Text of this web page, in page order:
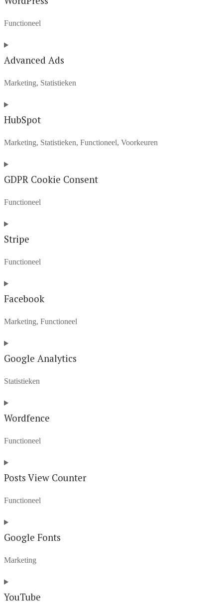
google-
various-
Functioneel
Consent
to
wordpress
Advanced Ads
Marketing, Statistieken
Consent
to
advanced-
ads
HubSpot
Marketing, Statistieken, Functioneel, Voorkeuren
Consent
to
hubspot
GDPR Cookie Consent
Functioneel
Consent
to
gdpr-
cookie-
Stripe
Functioneel
Consent
to
stripe
Facebook
Marketing, Functioneel
Consent
to
facebook
Google Analytics
Statistieken
Consent
to
google-
analytics
Wordfence
Functioneel
Consent
to
wordfence
Posts View Counter
Functioneel
Consent
to
posts-
view-
Google Fonts
Marketing
Consent
to
YouTube